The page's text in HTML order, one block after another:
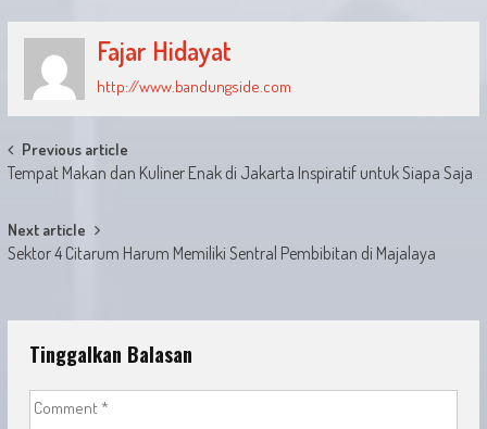
Fajar Hidayat
http://www.bandungside.com
Post
navigation
Previous article
Tempat Makan dan Kuliner Enak di Jakarta Inspiratif untuk Siapa Saja
Next article
Sektor 4 Citarum Harum Memiliki Sentral Pembibitan di Majalaya
Tinggalkan Balasan